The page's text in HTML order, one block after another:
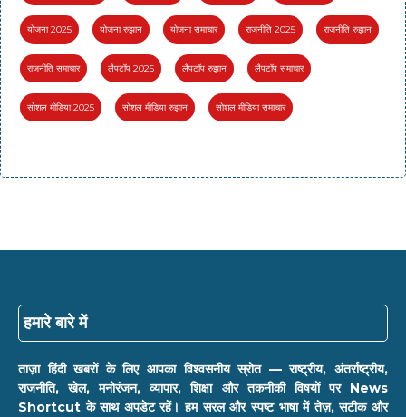
योजना 2025 योजना रुझान योजना समाचार राजनीति 2025 राजनीति रुझान
राजनीति समाचार लैपटॉप 2025 लैपटॉप रुझान लैपटॉप समाचार
सोशल मीडिया 2025 सोशल मीडिया रुझान सोशल मीडिया समाचार
हमारे बारे में
ताज़ा हिंदी खबरों के लिए आपका विश्वसनीय स्रोत — राष्ट्रीय, अंतर्राष्ट्रीय,
राजनीति, खेल, मनोरंजन, व्यापार, शिक्षा और तकनीकी विषयों पर News
Shortcut के साथ अपडेट रहें। हम सरल और स्पष्ट भाषा में तेज़, सटीक और